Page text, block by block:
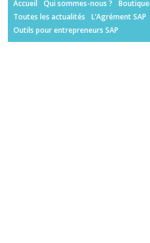
Accueil
Qui sommes-nous ? Boutique
Toutes les actualités
L’Agrément SAP
Outils pour entrepreneurs SAP